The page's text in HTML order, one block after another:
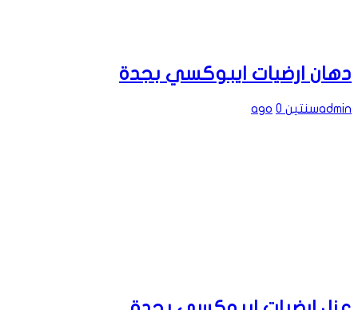
دهان ارضيات ايبوكسي بجدة
adminسنتين ago 0